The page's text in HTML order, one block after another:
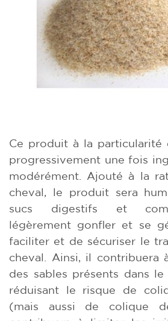
Ce produit à la particularité
progressivement une fois
modérément. Ajouté à la
cheval, le produit sera
sucs digestifs et
légèrement gonfler et se
faciliter et de sécuriser le
cheval. Ainsi, il contribuera
des sables présents dans
réduisant le risque de
(mais aussi de colique